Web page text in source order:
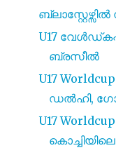
ബ്ലാസ്റ്റേഴ്സിൽ
U17 വേൾഡ്കപ്പ്
ബ്രസീൽ
U17
ഡൽഹി,
U17